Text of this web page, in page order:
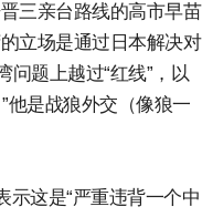
三亲台路线的高市早苗
立场是通过日本解决对
问题上越过“红线”，以
他是战狼外交（像狼一
示这是“严重违背一个中